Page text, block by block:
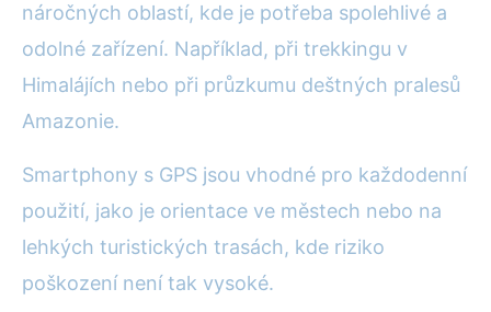
náročných oblastí, kde je potřeba spolehlivé a
odolné zařízení. Například, při trekkingu v
Himalájích nebo při průzkumu deštných pralesů
Amazonie.
Smartphony s GPS jsou vhodné pro každodenní
použití, jako je orientace ve městech nebo na
lehkých turistických trasách, kde riziko
poškození není tak vysoké.